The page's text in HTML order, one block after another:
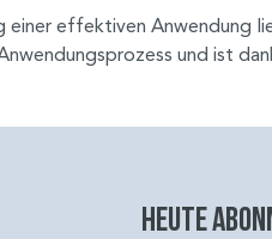
einer effektiven Anwendung
und ist
Heute